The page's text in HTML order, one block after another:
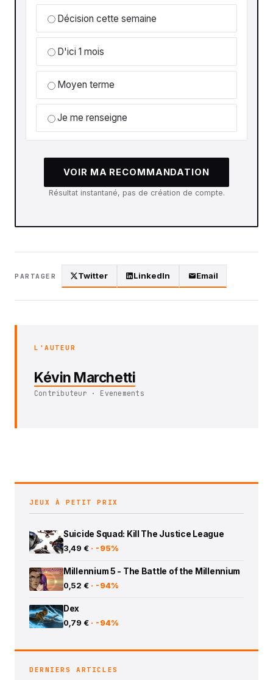
Décision cette semaine
D'ici 1 mois
Moyen terme
Je me renseigne
VOIR MA RECOMMANDATION
Résultat instantané, pas de création de compte.
PARTAGER Twitter LinkedIn Email
L'AUTEUR
Kévin Marchetti
Contributeur · Evenements
JEUX À PETIT PRIX
Suicide Squad: Kill The Justice League
3,49 € · -95%
Millennium 5 - The Battle of the Millennium
0,52 € · -94%
Dex
0,79 € · -94%
DERNIERS ARTICLES